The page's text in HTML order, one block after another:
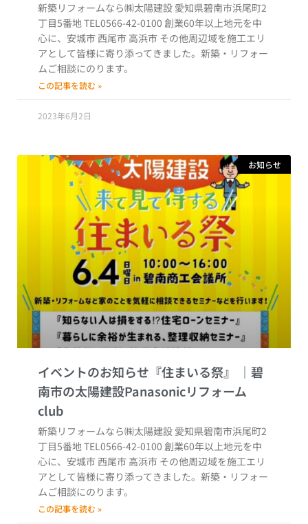
新築リフォームなら㈱太陽建設 愛知県碧南市浜尾町2
丁目5番地 TEL0566-42-0100 創業60年以上地元を中
心に、安城市 西尾市 高浜市 その他周辺域を施工エリ
アとして皆様に寄り添ってきました。新築・リフォー
ムご相談にのります。
この記事を読む »
2023年6月2日
お知らせ
イベントのお知らせ『住まいる祭』
新築リフォームなら㈱太陽建設 愛知県碧南市浜尾町2
丁目5番地 TEL0566-42-0100 創業60年以上地元を中
心に、安城市 西尾市 高浜市 その他周辺域を施工エリ
アとして皆様に寄り添ってきました。新築・リフォー
ムご相談にのります。
この記事を読む »